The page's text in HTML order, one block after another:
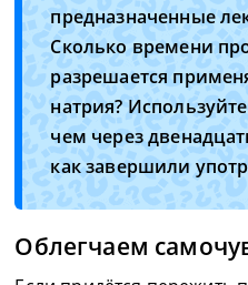
предназначенные
Сколько времени
разрешается
натрия?
чем через
как завершили
Облегчаем